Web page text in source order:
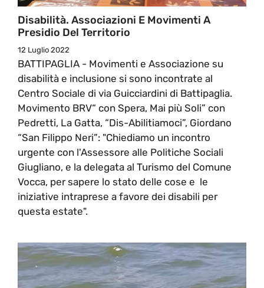
Disabilità. Associazioni E Movimenti A
Presidio Del Territorio
12 Luglio 2022
BATTIPAGLIA - Movimenti e Associazione su
disabilità e inclusione si sono incontrate al
Centro Sociale di via Guicciardini di Battipaglia.
Movimento BRV“ con Spera, Mai più Soli” con
Pedretti, La Gatta, “Dis-Abilitiamoci”, Giordano
“San Filippo Neri”: "Chiediamo un incontro
urgente con l'Assessore alle Politiche Sociali
Giugliano, e la delegata al Turismo del Comune
Vocca, per sapere lo stato delle cose e le
iniziative intraprese a favore dei disabili per
questa estate".